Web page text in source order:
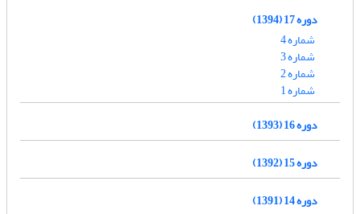
دوره 17 (1394)
شماره 4
شماره 3
شماره 2
شماره 1
دوره 16 (1393)
دوره 15 (1392)
دوره 14 (1391)